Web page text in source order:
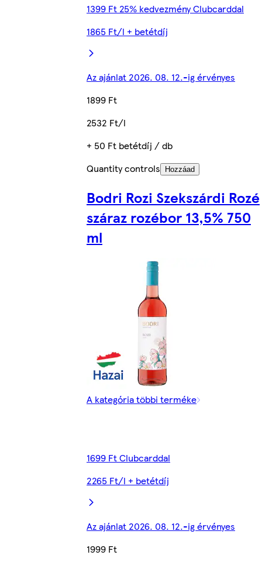
1399 Ft 25% kedvezmény Clubcarddal
1865 Ft/l + betétdíj
Az ajánlat 2026. 08. 12.-ig érvényes
1899 Ft
2532 Ft/l
+ 50 Ft betétdíj / db
Quantity controls
Hozzáad
Bodri Rozi Szekszárdi Rozé
száraz rozébor 13,5% 750
ml
A kategória többi terméke
1699 Ft Clubcarddal
2265 Ft/l + betétdíj
Az ajánlat 2026. 08. 12.-ig érvényes
1999 Ft